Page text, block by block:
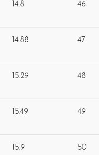
14.8 46
14.88 47
15.29 48
15.49 49
15.9 50